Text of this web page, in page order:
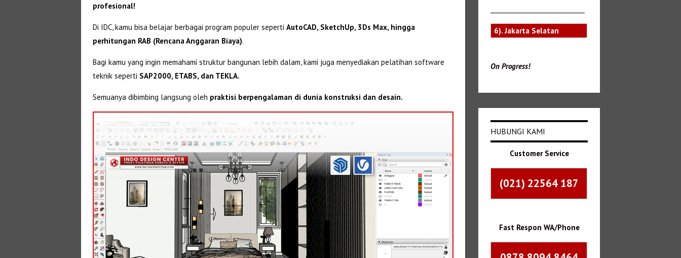
profesional!
Di IDC, kamu bisa belajar berbagai program populer seperti AutoCAD, SketchUp, 3Ds Max, hingga
perhitungan RAB (Rencana Anggaran Biaya).
Bagi kamu yang ingin memahami struktur bangunan lebih dalam, kami juga menyediakan pelatihan software
teknik seperti SAP2000, ETABS, dan TEKLA.
Semuanya dibimbing langsung oleh praktisi berpengalaman di dunia konstruksi dan desain.
6). Jakarta Selatan
On Progress!
HUBUNGI KAMI
Customer Service
(021) 22564 187
Fast Respon WA/Phone